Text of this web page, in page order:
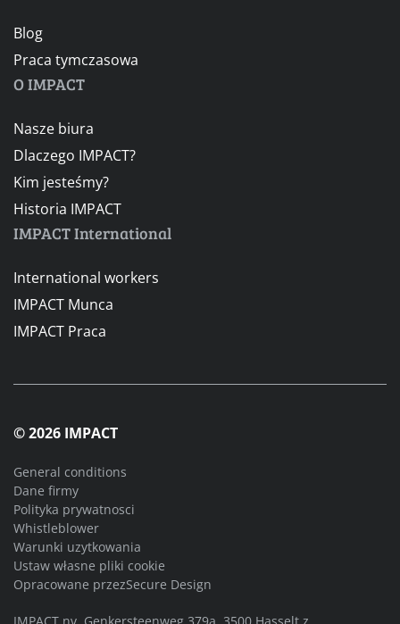
Blog
Praca tymczasowa
O IMPACT
Nasze biura
Dlaczego IMPACT?
Kim jesteśmy?
Historia IMPACT
IMPACT International
International workers
IMPACT Munca
IMPACT Praca
© 2026 IMPACT
General conditions
Dane firmy
Polityka prywatnosci
Whistleblower
Warunki uzytkowania
Ustaw własne pliki cookie
Opracowane przezSecure Design
IMPACT nv, Genkersteenweg 379a, 3500 Hasselt z